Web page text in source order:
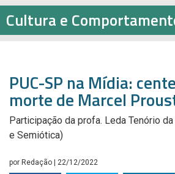
Cultura e
PUC-SP na Mídia:
morte de Marcel
Participação da profa. Leda Tenório
e Semiótica)
por Redação | 22/12/2022